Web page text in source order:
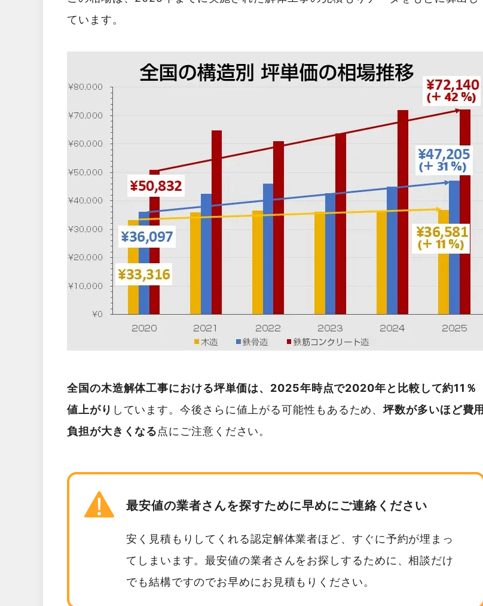
ています。
全国の木造解体工事における坪単価は、2025年時点で2020年と比較して約11％
値上がり しています。今後さらに値上がる可能性もあるため、坪数が多いほど費用
負担が大きくなる点にご注意ください。
最安値の業者さんを探すために早めにご連絡ください
安く見積もりしてくれる認定解体業者ほど、すぐに予約が埋まっ
てしまいます。最安値の業者さんをお探しするために、相談だけ
でも結構ですのでお早めにお見積もりください。